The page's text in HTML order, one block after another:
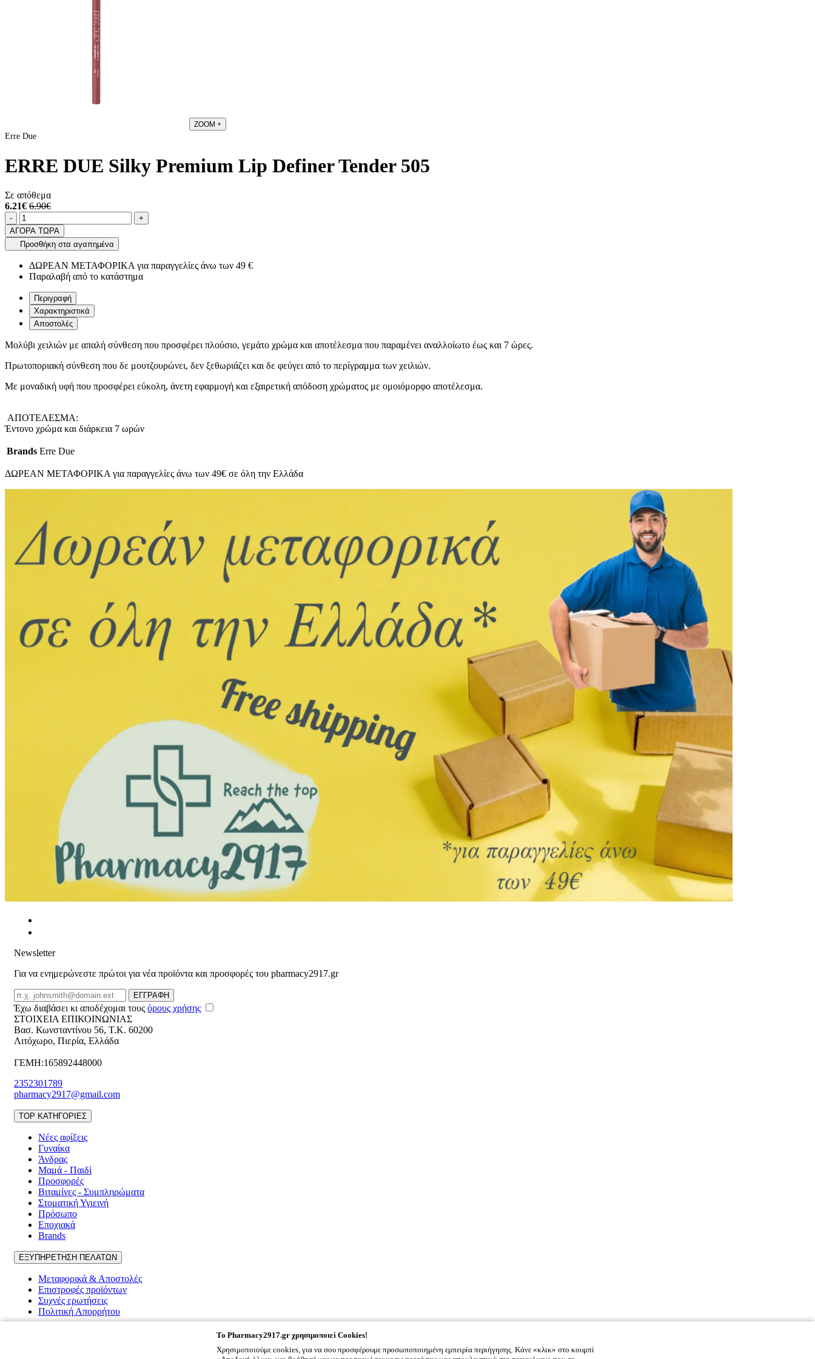
ZOOM +
Erre Due
ERRE DUE Silky Premium Lip Definer Tender 505
Σε απόθεμα
6.21€ 6.90€
Ποσότητα
-product.increase.quantity +
ΑΓΟΡΑ ΤΩΡΑ
Προσθήκη στα αγαπημένα
ΔΩΡΕΑΝ ΜΕΤΑΦΟΡΙΚΑ για παραγγελίες άνω των 49 €
Παραλαβή από το κατάστημα
Περιγραφή
Χαρακτηριστικά
Αποστολές
Μολύβι χειλιών με απαλή σύνθεση που προσφέρει πλούσιο, γεμάτο χρώμα και αποτέλεσμα που παραμένει αναλλοίωτο έως και 7 ώρες.
Πρωτοποριακή σύνθεση που δε μουτζουρώνει, δεν ξεθωριάζει και δε φεύγει από το περίγραμμα των χειλιών.
Με μοναδική υφή που προσφέρει εύκολη, άνετη εφαρμογή και εξαιρετική απόδοση χρώματος με ομοιόμορφο αποτέλεσμα.
ΑΠΟΤΕΛΕΣΜΑ:
Έντονο χρώμα και διάρκεια 7 ωρών
Brands Erre Due
ΔΩΡΕΑΝ ΜΕΤΑΦΟΡΙΚΑ για παραγγελίες άνω των 49€ σε όλη την Ελλάδα
Newsletter
Για να ενημερώνεστε πρώτοι για νέα προϊόντα και προσφορές του pharmacy2917.gr
Email
ΕΓΓΡΑΦΗ
Έχω διαβάσει κι αποδέχομαι τους όρους χρήσης
ΣΤΟΙΧΕΙΑ ΕΠΙΚΟΙΝΩΝΙΑΣ
Βασ. Κωνσταντίνου 56, T.K. 60200
Λιτόχωρο, Πιερία, Ελλάδα
ΓΕΜΗ:165892448000
2352301789
pharmacy2917@gmail.com
TOP ΚΑΤΗΓΟΡΙΕΣ
Νέες αφίξεις
Γυναίκα
Άνδρας
Μαμά - Παιδί
Προσφορές
Βιταμίνες - Συμπληρώματα
Στοματική Υγιεινή
Πρόσωπο
Εποχιακά
Brands
ΕΞΥΠΗΡΕΤΗΣΗ ΠΕΛΑΤΩΝ
Μεταφορικά & Αποστολές
Επιστροφές προϊόντων
Συχνές ερωτήσεις
Πολιτική Απορρήτου
To Pharmacy2917.gr χρησιμοποιεί Cookies!
Χρησιμοποιούμε cookies, για να σου προσφέρουμε προσωποποιημένη εμπειρία περιήγησης. Κάνε «κλικ» στο κουμπί